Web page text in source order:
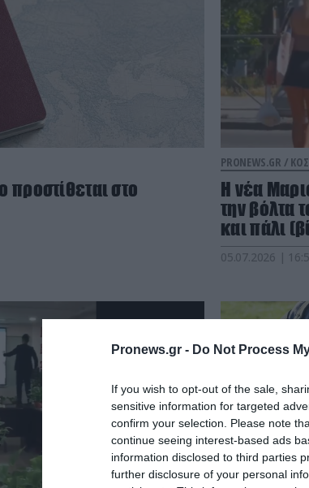
Pronews.gr - Do Not Process
If you wish to opt-out of the sale,
sensitive information for targeted
confirm your selection. Please note
continue seeing interest-based ads
information disclosed to third parties
further disclosure of your personal
προστίθεται στο
PRONEWS.GR /
Η νέα
την βόλτα
και πάλι
05.07.2026 |